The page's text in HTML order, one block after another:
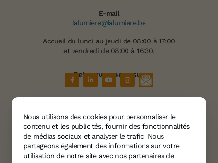
Nous utilisons des cookies pour personnaliser le
contenu et les publicités, fournir des fonctionnalités
de médias sociaux et analyser le trafic. Nous
partageons également des informations sur votre
utilisation de notre site avec nos partenaires de
E-mail
lalumiere@lalumiere.be
Accueil du lundi au jeudi de 08:00 à 17:00
et vendredi de 08:00 à 16:30.
Retrouvez-nous sur
Services
Témoignages
Agenda